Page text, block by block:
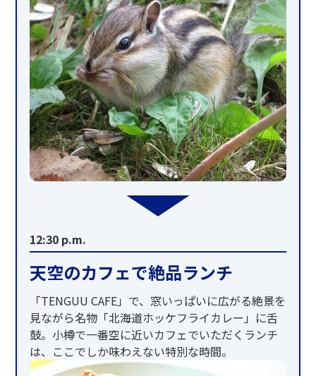
12:30 p.m.
天空のカフェで絶品ランチ
「TENGUU CAFE」で、窓いっぱいに広がる絶景を
見ながら名物「北海道ホッケフライカレー」に舌
鼓。小樽で一番空に近いカフェでいただくランチ
は、ここでしか味わえない特別な時間。